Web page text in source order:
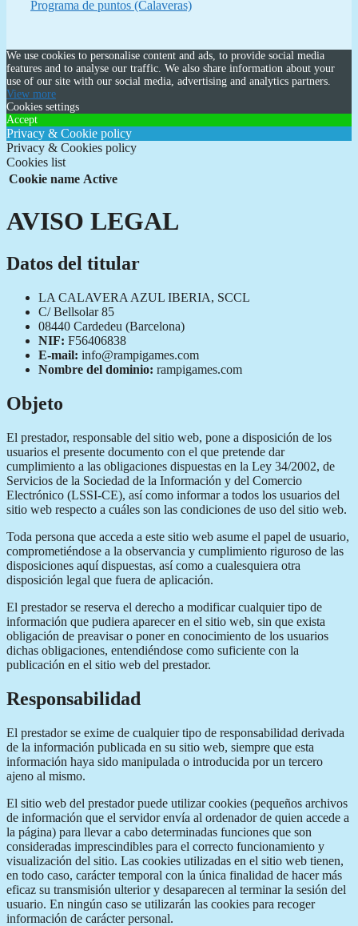
Programa de puntos (Calaveras)
We use cookies to personalise content and ads, to provide social media
features and to analyse our traffic. We also share information about your
use of our site with our social media, advertising and analytics partners.
View more
Cookies settings
Accept
Privacy & Cookie policy
Privacy & Cookies policy
Cookies list
Cookie name Active
AVISO LEGAL
Datos del titular
LA CALAVERA AZUL IBERIA, SCCL
C/ Bellsolar 85
08440 Cardedeu (Barcelona)
NIF: F56406838
E-mail: info@rampigames.com
Nombre del dominio: rampigames.com
Objeto
El prestador, responsable del sitio web, pone a disposición de los
usuarios el presente documento con el que pretende dar
cumplimiento a las obligaciones dispuestas en la Ley 34/2002, de
Servicios de la Sociedad de la Información y del Comercio
Electrónico (LSSI-CE), así como informar a todos los usuarios del
sitio web respecto a cuáles son las condiciones de uso del sitio web.
Toda persona que acceda a este sitio web asume el papel de usuario,
comprometiéndose a la observancia y cumplimiento riguroso de las
disposiciones aquí dispuestas, así como a cualesquiera otra
disposición legal que fuera de aplicación.
El prestador se reserva el derecho a modificar cualquier tipo de
información que pudiera aparecer en el sitio web, sin que exista
obligación de preavisar o poner en conocimiento de los usuarios
dichas obligaciones, entendiéndose como suficiente con la
publicación en el sitio web del prestador.
Responsabilidad
El prestador se exime de cualquier tipo de responsabilidad derivada
de la información publicada en su sitio web, siempre que esta
información haya sido manipulada o introducida por un tercero
ajeno al mismo.
El sitio web del prestador puede utilizar cookies (pequeños archivos
de información que el servidor envía al ordenador de quien accede a
la página) para llevar a cabo determinadas funciones que son
consideradas imprescindibles para el correcto funcionamiento y
visualización del sitio. Las cookies utilizadas en el sitio web tienen,
en todo caso, carácter temporal con la única finalidad de hacer más
eficaz su transmisión ulterior y desaparecen al terminar la sesión del
usuario. En ningún caso se utilizarán las cookies para recoger
información de carácter personal.